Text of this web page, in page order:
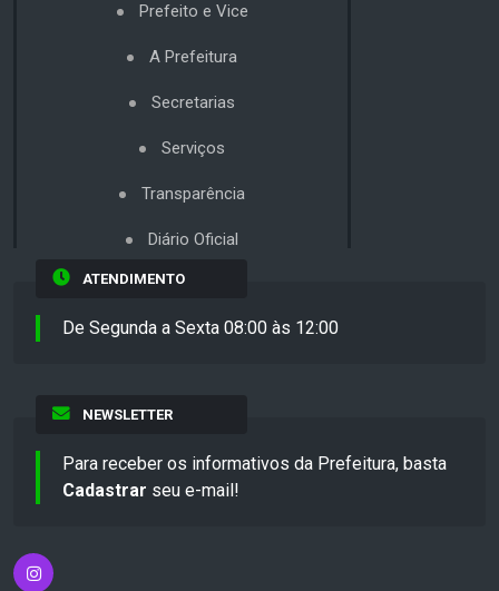
Prefeito e Vice
A Prefeitura
Secretarias
Serviços
Transparência
Diário Oficial
ATENDIMENTO
De Segunda a Sexta 08:00 às 12:00
NEWSLETTER
Para receber os informativos da Prefeitura, basta
Cadastrar seu e-mail!